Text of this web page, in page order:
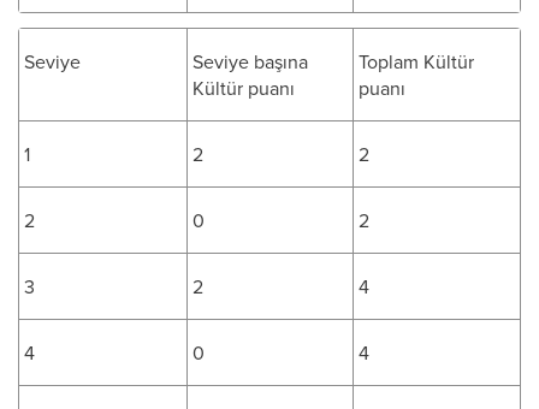
Seviye
Seviye başına
Kültür puanı
Toplam Kültür
puanı
1 2 2
2 0 2
3 2 4
4 0 4